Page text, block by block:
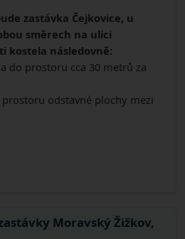
zastávka Čejkovice, u
směrech na ulici
kostela následovně:
do prostoru cca 30 metrů za
odstavné plochy mezi
Moravský Žižkov,